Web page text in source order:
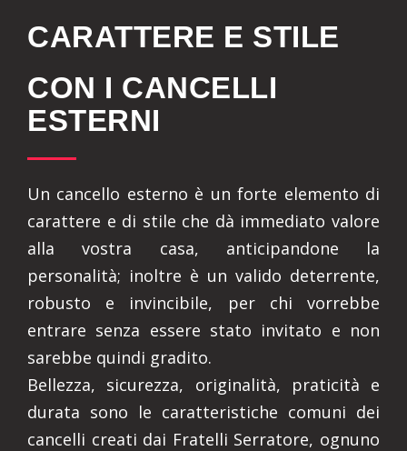
CARATTERE E STILE
CON I CANCELLI
ESTERNI
Un cancello esterno è un forte elemento di
carattere e di stile che dà immediato valore
alla vostra casa, anticipandone la
personalità; inoltre è un valido deterrente,
robusto e invincibile, per chi vorrebbe
entrare senza essere stato invitato e non
sarebbe quindi gradito.
Bellezza, sicurezza, originalità, praticità e
durata sono le caratteristiche comuni dei
cancelli creati dai Fratelli Serratore, ognuno